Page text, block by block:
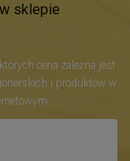
sklepie
cena zależna jest
i produktów w